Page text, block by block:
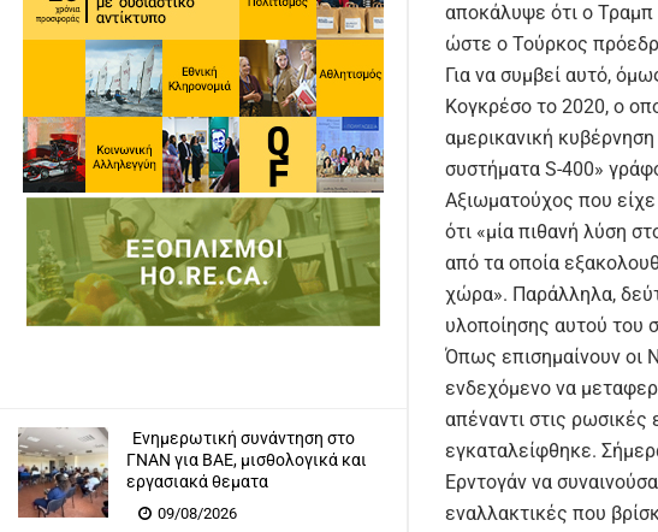
Ενημερωτική συνάντηση στο
ΓΝΑΝ για ΒΑΕ, μισθολογικά και
εργασιακά θεματα
09/08/2026
αποκάλυψε ότι ο Τραμπ
ώστε ο Τούρκος
Για να συμβεί αυτό,
Κογκρέσο το 2020, ο
αμερικανική
συστήματα S-400»
Αξιωματούχος που
ότι «μία πιθανή λύση
από τα οποία
χώρα». Παράλληλα,
υλοποίησης αυτού του
Όπως επισημαίνουν οι
ενδεχόμενο να
απέναντι στις ρωσικές
εγκαταλείφθηκε.
Ερντογάν να
εναλλακτικές που